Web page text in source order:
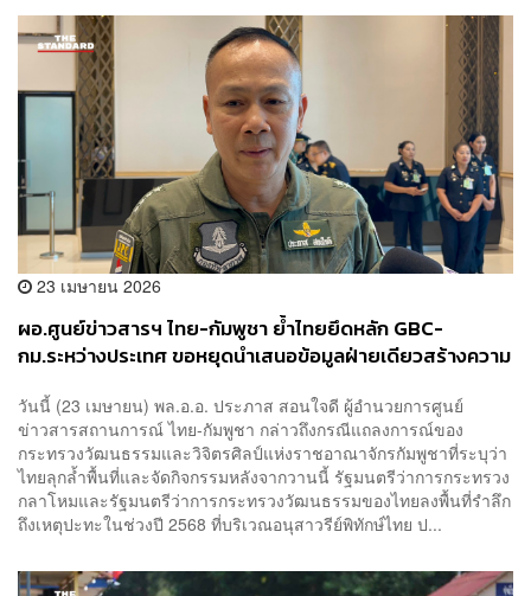
23 เมษายน 2026
ผอ.ศูนย์ข่าวสารฯ ไทย-กัมพูชา ย้ำไทยยึดหลัก GBC-
กม.ระหว่างประเทศ ขอหยุดนำเสนอข้อมูลฝ่ายเดียวสร้างความ
วันนี้ (23 เมษายน) พล.อ.อ. ประภาส สอนใจดี ผู้อำนวยการศูนย์
ข่าวสารสถานการณ์ ไทย-กัมพูชา กล่าวถึงกรณีแถลงการณ์ของ
กระทรวงวัฒนธรรมและวิจิตรศิลป์แห่งราชอาณาจักรกัมพูชาที่ระบุว่า
ไทยลุกล้ำพื้นที่และจัดกิจกรรมหลังจากวานนี้ รัฐมนตรีว่าการกระทรวง
กลาโหมและรัฐมนตรีว่าการกระทรวงวัฒนธรรมของไทยลงพื้นที่รำลึก
ถึงเหตุปะทะในช่วงปี 2568 ที่บริเวณอนุสาวรีย์พิทักษ์ไทย ป...